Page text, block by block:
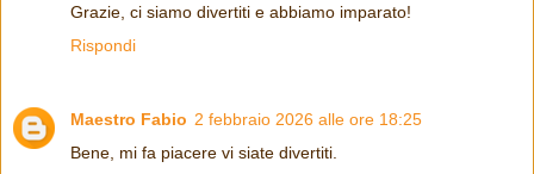
Grazie, ci siamo divertiti e abbiamo imparato!
Rispondi
Maestro Fabio 2 febbraio 2026 alle ore 18:25
Bene, mi fa piacere vi siate divertiti.